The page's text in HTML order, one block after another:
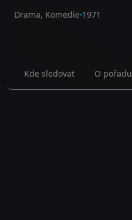
Drama, Komedie 1971
Kde sledovat O pořadu